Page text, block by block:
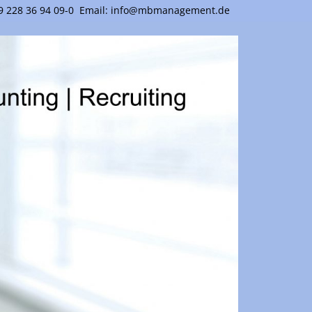
228 36 94 09-0 Email: info@mbmanagement.de